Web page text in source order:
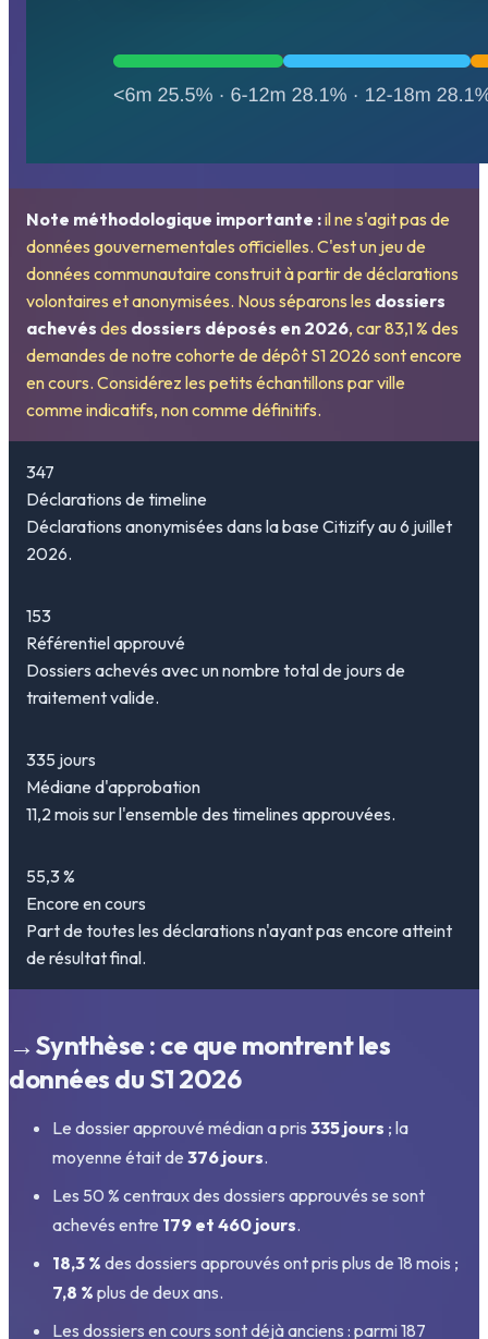
Note méthodologique importante :il ne s'agit pas de
données gouvernementales officielles. C'est un jeu de
données communautaire construit à partir de déclarations
volontaires et anonymisées. Nous séparons les dossiers
achevés des dossiers déposés en 2026, car 83,1 % des
demandes de notre cohorte de dépôt S1 2026 sont encore
en cours. Considérez les petits échantillons par ville
comme indicatifs, non comme définitifs.
347
Déclarations de timeline
Déclarations anonymisées dans la base Citizify au 6 juillet
2026.
153
Référentiel approuvé
Dossiers achevés avec un nombre total de jours de
traitement valide.
335 jours
Médiane d'approbation
11,2 mois sur l'ensemble des timelines approuvées.
55,3 %
Encore en cours
Part de toutes les déclarations n'ayant pas encore atteint
de résultat final.
→ Synthèse : ce que montrent les
données du S1 2026
Le dossier approuvé médian a pris 335 jours ; la
moyenne était de 376 jours.
Les 50 % centraux des dossiers approuvés se sont
achevés entre 179 et 460 jours.
18,3 % des dossiers approuvés ont pris plus de 18 mois ;
7,8 % plus de deux ans.
Les dossiers en cours sont déjà anciens : parmi 187